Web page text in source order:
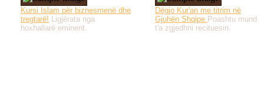
Kursi Islam për biznesmenë dhe
tregtarë! Ligjërata nga
hoxhallarë eminent.
Dëgjo Kur'an me titrim në
Gjuhën Shqipe. Poashtu mund
t'a zgjedhni recituesin.